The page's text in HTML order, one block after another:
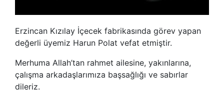
Erzincan Kızılay İçecek fabrikasında görev yapan
değerli üyemiz Harun Polat vefat etmiştir.
Merhuma Allah’tan rahmet ailesine, yakınlarına,
çalışma arkadaşlarımıza başsağlığı ve sabırlar
dileriz.